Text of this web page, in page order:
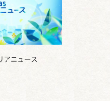
アニュース